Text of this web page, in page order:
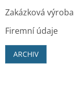
Zakázková výroba
Firemní údaje
ARCHIV